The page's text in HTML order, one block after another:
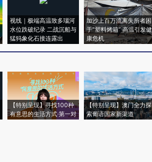
视线｜极端高温致多瑙河
水位跌破纪录 二战沉船与
猛犸象化石接连露出
加沙上百万流离失所者困
于“塑料烤箱” 高温引发健
康危机
【特别呈现】寻找100种
有意思的生活方式·第一对
【特别呈现】澳门全力探
索葡语国家新渠道